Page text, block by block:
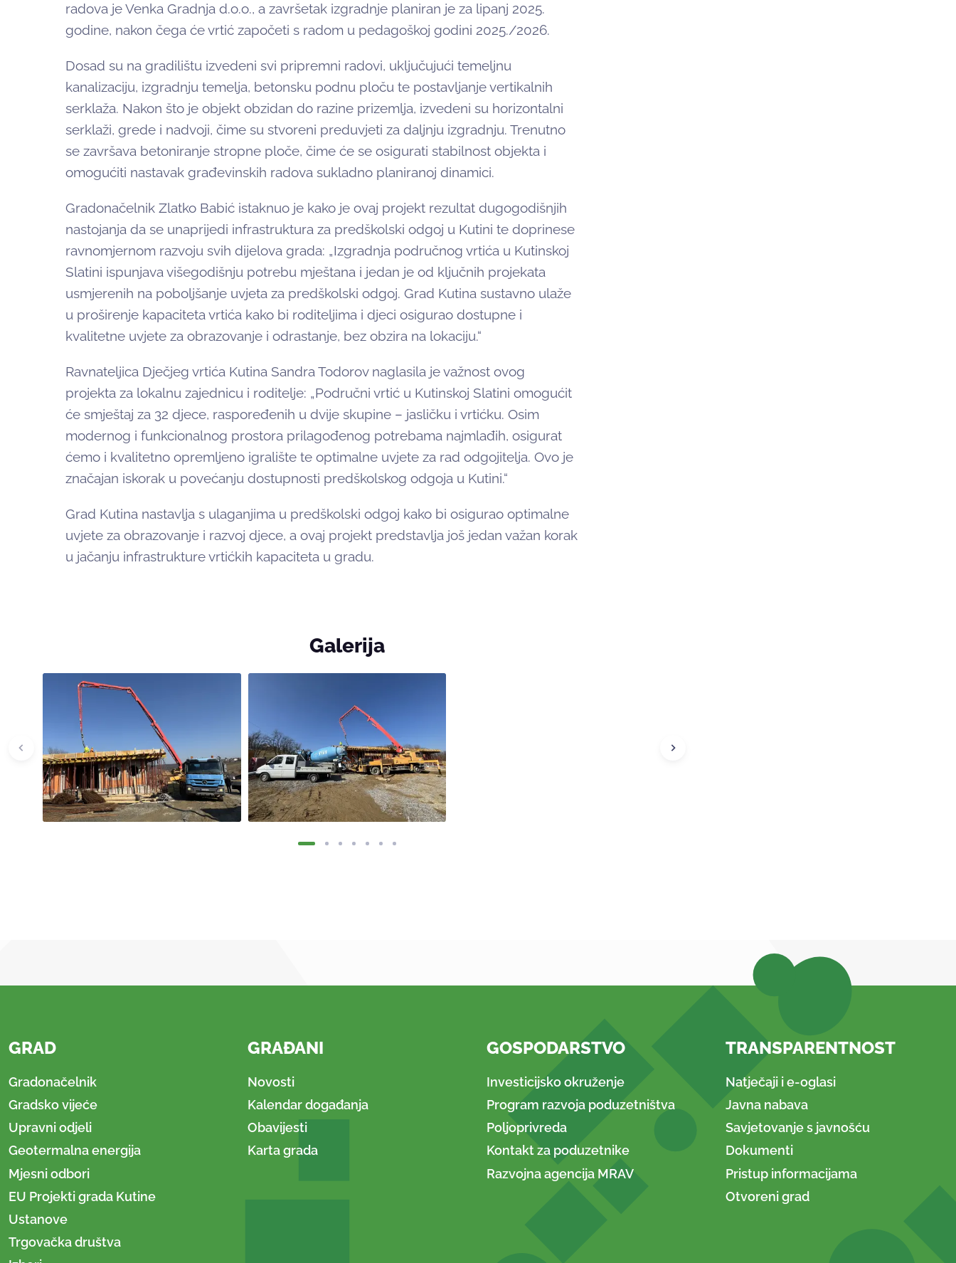
radova je Venka Gradnja d.o.o., a završetak izgradnje planiran je za lipanj 2025.
godine, nakon čega će vrtić započeti s radom u pedagoškoj godini 2025./2026.
Dosad su na gradilištu izvedeni svi pripremni radovi, uključujući temeljnu
kanalizaciju, izgradnju temelja, betonsku podnu ploču te postavljanje vertikalnih
serklaža. Nakon što je objekt obzidan do razine prizemlja, izvedeni su horizontalni
serklaži, grede i nadvoji, čime su stvoreni preduvjeti za daljnju izgradnju. Trenutno
se završava betoniranje stropne ploče, čime će se osigurati stabilnost objekta i
omogućiti nastavak građevinskih radova sukladno planiranoj dinamici.
Gradonačelnik Zlatko Babić istaknuo je kako je ovaj projekt rezultat dugogodišnjih
nastojanja da se unaprijedi infrastruktura za predškolski odgoj u Kutini te doprinese
ravnomjernom razvoju svih dijelova grada: „Izgradnja područnog vrtića u Kutinskoj
Slatini ispunjava višegodišnju potrebu mještana i jedan je od ključnih projekata
usmjerenih na poboljšanje uvjeta za predškolski odgoj. Grad Kutina sustavno ulaže
u proširenje kapaciteta vrtića kako bi roditeljima i djeci osigurao dostupne i
kvalitetne uvjete za obrazovanje i odrastanje, bez obzira na lokaciju.“
Ravnateljica Dječjeg vrtića Kutina Sandra Todorov naglasila je važnost ovog
projekta za lokalnu zajednicu i roditelje: „Područni vrtić u Kutinskoj Slatini omogućit
će smještaj za 32 djece, raspoređenih u dvije skupine – jasličku i vrtićku. Osim
modernog i funkcionalnog prostora prilagođenog potrebama najmlađih, osigurat
ćemo i kvalitetno opremljeno igralište te optimalne uvjete za rad odgojitelja. Ovo je
značajan iskorak u povećanju dostupnosti predškolskog odgoja u Kutini.“
Grad Kutina nastavlja s ulaganjima u predškolski odgoj kako bi osigurao optimalne
uvjete za obrazovanje i razvoj djece, a ovaj projekt predstavlja još jedan važan korak
u jačanju infrastrukture vrtićkih kapaciteta u gradu.
Galerija
GRAD
Gradonačelnik
Gradsko vijeće
Upravni odjeli
Geotermalna energija
Mjesni odbori
EU Projekti grada Kutine
Ustanove
Trgovačka društva
GRAĐANI
Novosti
Kalendar događanja
Obavijesti
Karta grada
GOSPODARSTVO
Investicijsko okruženje
Program razvoja poduzetništva
Poljoprivreda
Kontakt za poduzetnike
Razvojna agencija MRAV
TRANSPARENTNOST
Natječaji i e-oglasi
Javna nabava
Savjetovanje s javnošću
Dokumenti
Pristup informacijama
Otvoreni grad